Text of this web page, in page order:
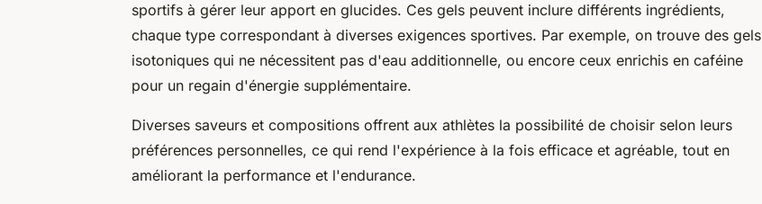
sportifs à gérer leur apport en glucides. Ces gels peuvent inclure différents ingrédients,
chaque type correspondant à diverses exigences sportives. Par exemple, on trouve des gels
isotoniques qui ne nécessitent pas d'eau additionnelle, ou encore ceux enrichis en caféine
pour un regain d'énergie supplémentaire.
Diverses saveurs et compositions offrent aux athlètes la possibilité de choisir selon leurs
préférences personnelles, ce qui rend l'expérience à la fois efficace et agréable, tout en
améliorant la performance et l'endurance.